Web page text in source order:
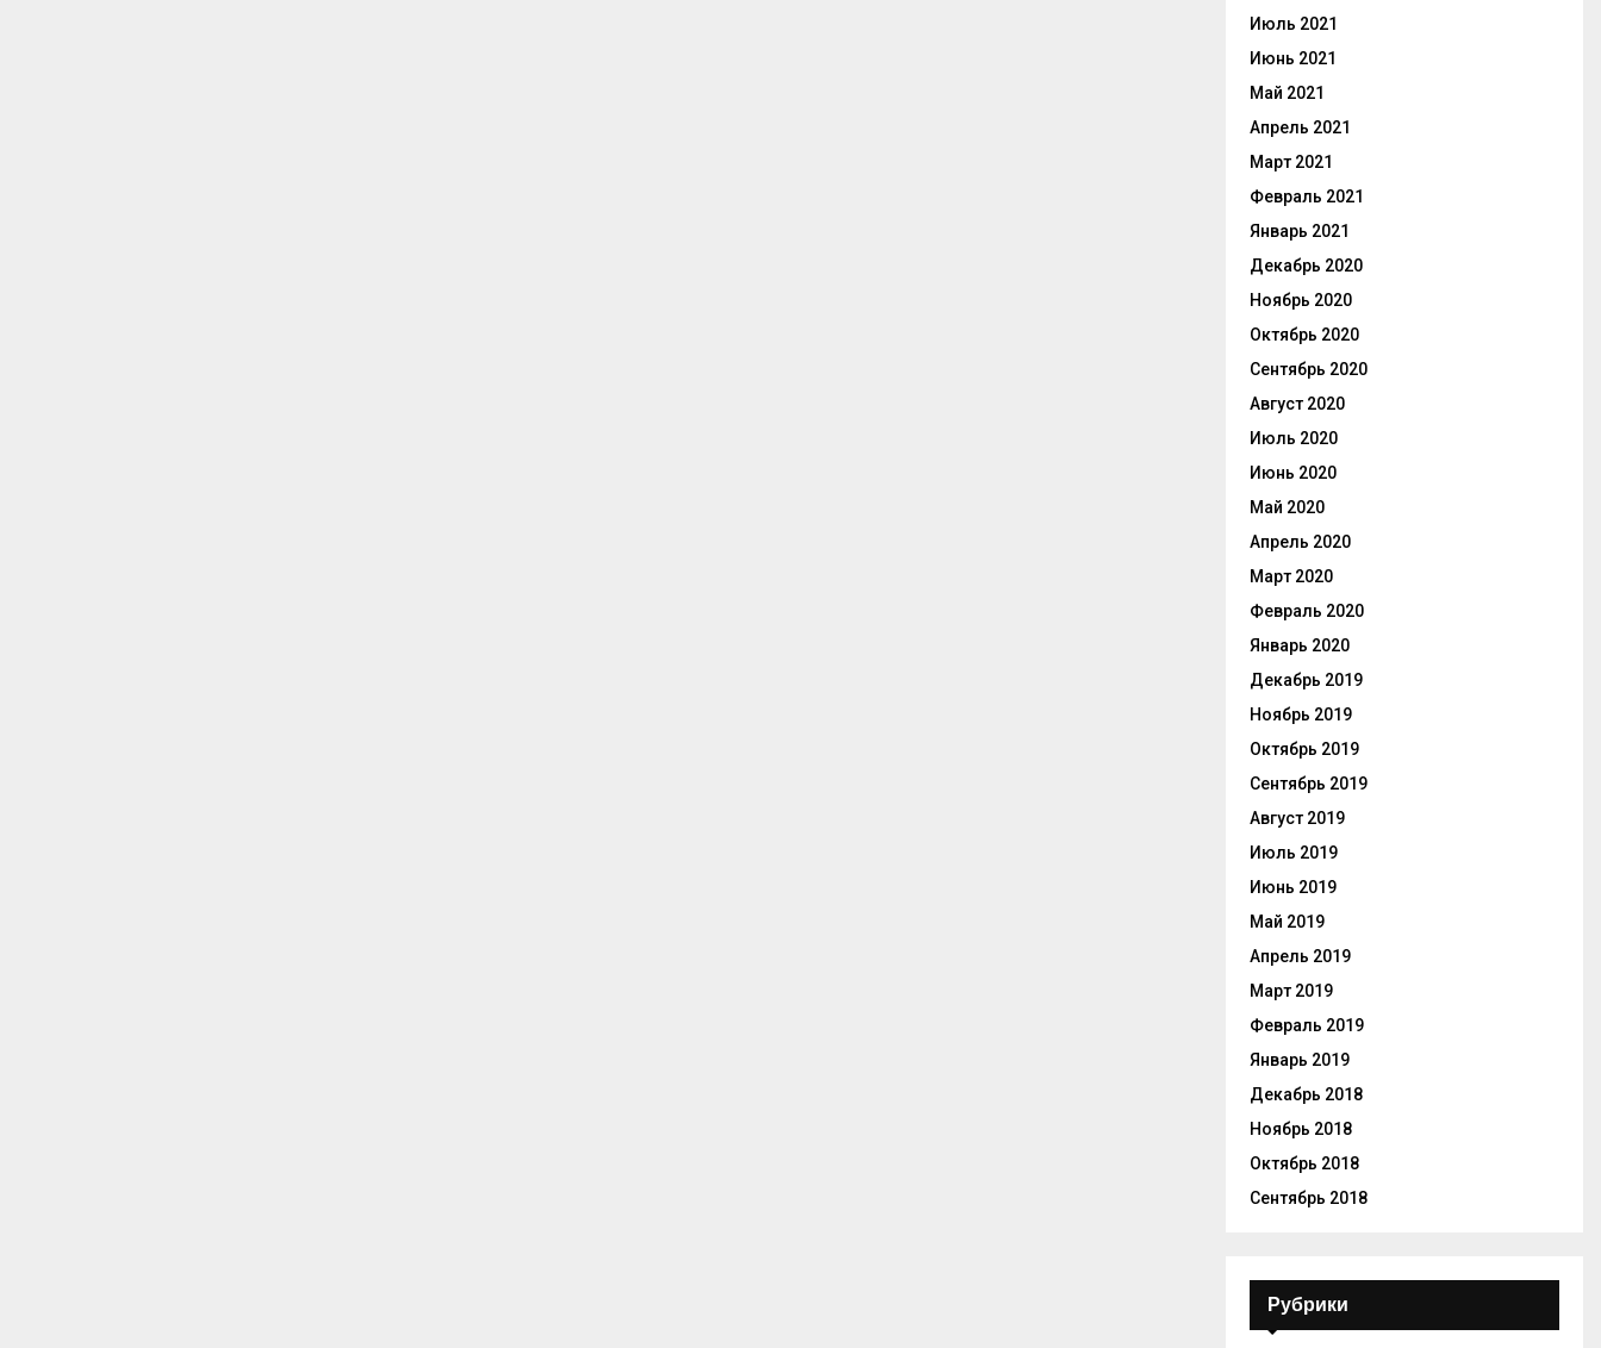
Июль 2021
Июнь 2021
Май 2021
Апрель 2021
Март 2021
Февраль 2021
Январь 2021
Декабрь 2020
Ноябрь 2020
Октябрь 2020
Сентябрь 2020
Август 2020
Июль 2020
Июнь 2020
Май 2020
Апрель 2020
Март 2020
Февраль 2020
Январь 2020
Декабрь 2019
Ноябрь 2019
Октябрь 2019
Сентябрь 2019
Август 2019
Июль 2019
Июнь 2019
Май 2019
Апрель 2019
Март 2019
Февраль 2019
Январь 2019
Декабрь 2018
Ноябрь 2018
Октябрь 2018
Сентябрь 2018
Рубрики